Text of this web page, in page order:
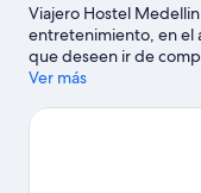
Viajero Hostel
entretenimiento, en el
que deseen ir de
Tesoro y Centro
del Poblado y Parque
Ver más